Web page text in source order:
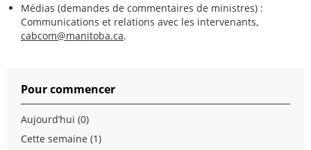
Médias (demandes de commentaires de ministres) :
Communications et relations avec les intervenants,
cabcom@manitoba.ca.
Pour commencer
Aujourd’hui (0)
Cette semaine (1)